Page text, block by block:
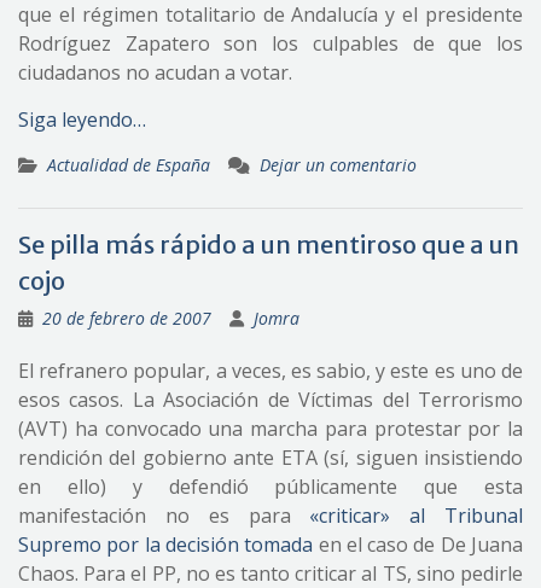
que el régimen totalitario de Andalucía y el presidente
Rodríguez Zapatero son los culpables de que los
ciudadanos no acudan a votar.
Siga leyendo…
Actualidad de España Dejar un comentario
Se pilla más rápido a un mentiroso que a un
cojo
20 de febrero de 2007 Jomra
El refranero popular, a veces, es sabio, y este es uno de
esos casos. La Asociación de Víctimas del Terrorismo
(AVT) ha convocado una marcha para protestar por la
rendición del gobierno ante ETA (sí, siguen insistiendo
en ello) y defendió públicamente que esta
manifestación no es para «criticar» al Tribunal
Supremo por la decisión tomada en el caso de De Juana
Chaos. Para el PP, no es tanto criticar al TS, sino pedirle